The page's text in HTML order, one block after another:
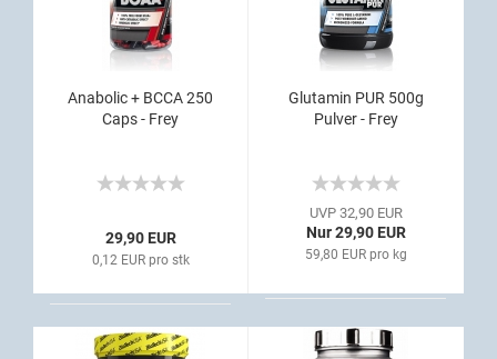
Anabolic + BCCA 250
Caps - Frey
29,90 EUR
0,12 EUR pro stk
Glutamin PUR 500g
Pulver - Frey
UVP 32,90 EUR
Nur 29,90 EUR
59,80 EUR pro kg